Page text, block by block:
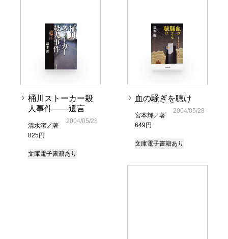
桶川ストーカー殺
人事件――遺言
清水潔／著
825円
2004/05/28
文庫電子書籍あり
血の騒ぎを聴け
宮本輝／著
649円
2004/05/28
文庫電子書籍あり